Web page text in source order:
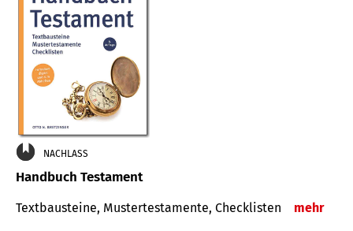
NACHLASS
Handbuch Testament
Textbausteine, Mustertestamente, Checklisten mehr